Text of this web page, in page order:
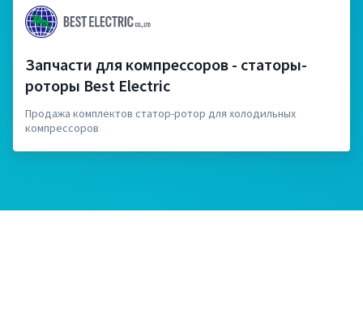
Запчасти для компрессоров - статоры-
роторы Best Electric
Продажа комплектов статор-ротор для холодильных
компрессоров